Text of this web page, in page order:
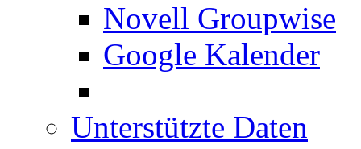
Novell Groupwise
Google Kalender
Unterstützte Daten